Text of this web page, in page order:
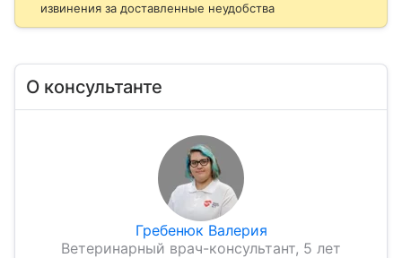
извинения за доставленные неудобства
О консультанте
Гребенюк Валерия
Ветеринарный врач-консультант, 5 лет